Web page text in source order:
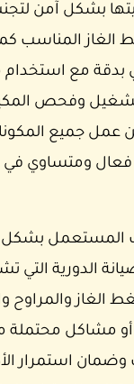
بشكل آمن
المناسب
بدقة مع استخدام
وفحص
عمل جميع
فعال ومتساوي في
المستعمل
الدورية
الغاز والمراوح
أو مشاكل محتملة
استمرار